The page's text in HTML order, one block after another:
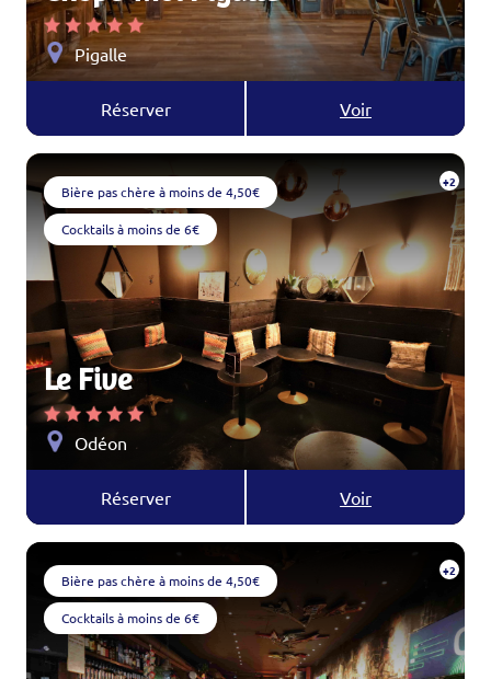
Pigalle
Réserver Voir
Bière pas chère à moins de 4,50€
Cocktails à moins de 6€
+2
Le Five
Odéon
Réserver Voir
Bière pas chère à moins de 4,50€
Cocktails à moins de 6€
+2